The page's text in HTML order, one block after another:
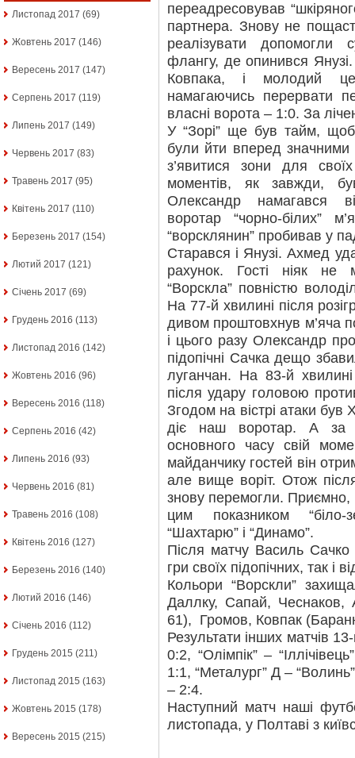
Листопад 2017 (69)
Жовтень 2017 (146)
Вересень 2017 (147)
Серпень 2017 (119)
Липень 2017 (149)
Червень 2017 (83)
Травень 2017 (95)
Квітень 2017 (110)
Березень 2017 (154)
Лютий 2017 (121)
Січень 2017 (69)
Грудень 2016 (113)
Листопад 2016 (142)
Жовтень 2016 (96)
Вересень 2016 (118)
Серпень 2016 (42)
Липень 2016 (93)
Червень 2016 (81)
Травень 2016 (108)
Квітень 2016 (127)
Березень 2016 (140)
Лютий 2016 (146)
Січень 2016 (112)
Грудень 2015 (211)
Листопад 2015 (163)
Жовтень 2015 (178)
Вересень 2015 (215)
переадресовував
партнера. Знову не
реалізувати допомогли
флангу, де опинився
Ковпака, і молодий
намагаючись перервати
власні ворота – 1:0. За
У “Зорі” ще був тайм, щоб
були йти вперед
з’явитися зони для
моментів, як завжди,
Олександр намагався
воротар “чорно-білих”
“ворсклянин” пробивав у
Старався і Янузі. Ахмед
рахунок. Гості ніяк не
“Ворскла” повністю
На 77-й хвилині після
дивом проштовхнув м’яча
і цього разу Олександр
підопічні Сачка дещо
луганчан. На 83-й
після удару головою
Згодом на вістрі атаки
діє наш воротар. А за
основного часу свій
майданчику гостей він
але вище воріт. Отож
знову перемогли. Приємно,
цим показником “біло-
“Шахтарю” і “Динамо”.
Після матчу Василь
гри своїх підопічних, так і
Кольори “Ворскли”
Даллку, Сапай, Чеснаков,
61), Громов, Ковпак
Результати інших матчів
0:2, “Олімпік” –
1:1, “Металург” Д –
– 2:4.
Наступний матч наші
листопада, у Полтаві з